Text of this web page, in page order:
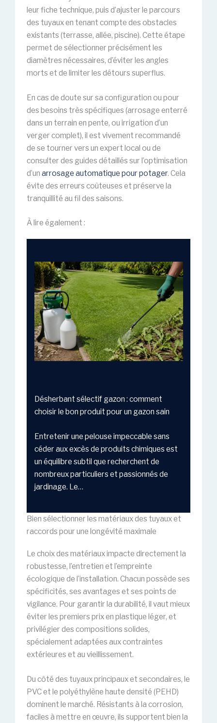
leur fiche technique, puis d’ajuster le parcours
des tuyaux en tenant compte des obstacles
existants (terrasse, allée, piscine). Cette étape
permet de sélectionner précisément les
diamètres nécessaires, d’éviter les angles
morts et de limiter les détours superflus.
En cas de doute sur sa configuration ou pour
des besoins très spécifiques (arrosage enterré
dans un terrain en pente, ou irrigation d’un
verger complet), il est vivement recommandé
de se tourner vers un expert local ou de
consulter des guides détaillés sur l’optimisation
d’un arrosage automatique pour potager. Cela
évite des erreurs coûteuses et préserve la
tranquillité au fil des saisons.
À lire également :
Désherbant sélectif gazon : comment
choisir le bon produit pour un gazon sain
Entretenir une pelouse impeccable sans
céder aux excès de produits chimiques est
un équilibre subtil que recherchent de
nombreux particuliers et passionnés de
jardinage. Le…
Bien sélectionner les matériaux des tuyaux et
raccords pour une longévité maximale
Le choix des matériaux impacte directement la
robustesse, l’entretien et l’empreinte
écologique de l’installation. Chacun possède ses
spécificités, ses avantages et ses points de
vigilance. Pour garantir la durabilité, il vaut mieux
éviter les premiers prix en plastique léger, et
privilégier des compositions solides,
spécialement adaptées aux contraintes
extérieures et au vieillissement.
Du côté des tuyaux principaux et secondaires, le
PVC et le polyéthylène haute densité (PEHD)
dominent le marché. Résistants à la corrosion,
faciles à mettre en œuvre, ils supportent bien la